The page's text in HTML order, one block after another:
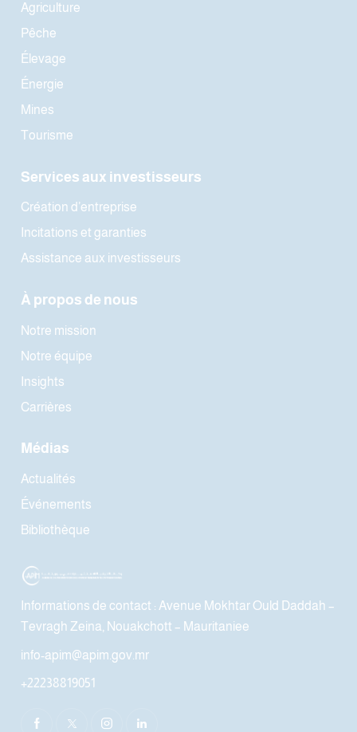
Agriculture
Pêche
Élevage
Énergie
Mines
Tourisme
Services aux investisseurs
Création d’entreprise
Incitations et garanties
Assistance aux investisseurs
À propos de nous
Notre mission
Notre équipe
Insights
Carrières
Médias
Actualités
Événements
Bibliothèque
Informations de contact : Avenue Mokhtar Ould Daddah –
Tevragh Zeina, Nouakchott – Mauritaniee
info-apim@apim.gov.mr
+22238819051